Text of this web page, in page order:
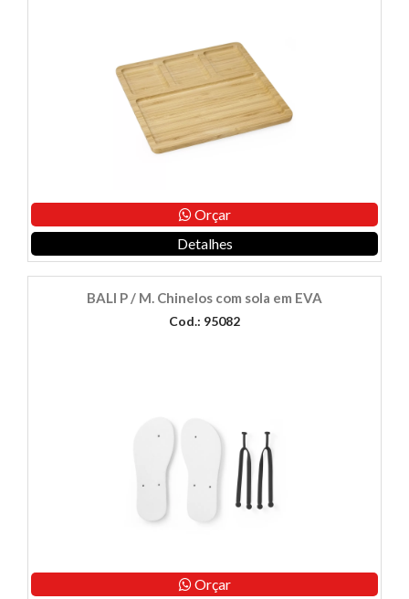
Orçar
Detalhes
BALI P / M. Chinelos com sola em EVA
Cod.: 95082
Orçar